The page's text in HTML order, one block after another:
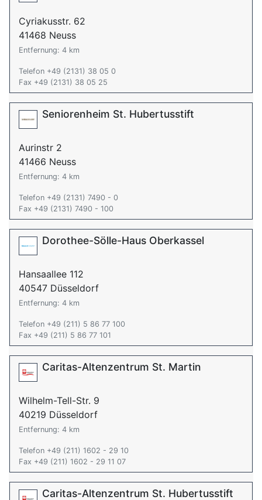
Cyriakusstr. 62
41468 Neuss
Entfernung: 4 km
Telefon +49 (2131) 38 05 0
Fax +49 (2131) 38 05 25
Seniorenheim St. Hubertusstift
Aurinstr 2
41466 Neuss
Entfernung: 4 km
Telefon +49 (2131) 7490 - 0
Fax +49 (2131) 7490 - 100
Dorothee-Sölle-Haus Oberkassel
Hansaallee 112
40547 Düsseldorf
Entfernung: 4 km
Telefon +49 (211) 5 86 77 100
Fax +49 (211) 5 86 77 101
Caritas-Altenzentrum St. Martin
Wilhelm-Tell-Str. 9
40219 Düsseldorf
Entfernung: 4 km
Telefon +49 (211) 1602 - 29 10
Fax +49 (211) 1602 - 29 11 07
Caritas-Altenzentrum St. Hubertusstift